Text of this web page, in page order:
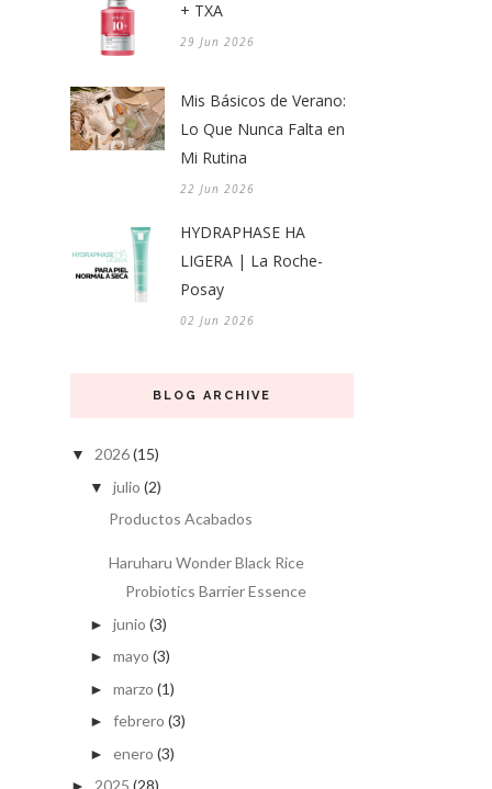
+ TXA
29 Jun 2026
Mis Básicos de Verano:
Lo Que Nunca Falta en
Mi Rutina
22 Jun 2026
HYDRAPHASE HA
LIGERA | La Roche-
Posay
02 Jun 2026
BLOG ARCHIVE
▼ 2026(15)
▼ julio (2)
Productos Acabados
Haruharu Wonder Black Rice
Probiotics Barrier Essence
► junio (3)
► mayo (3)
► marzo (1)
► febrero (3)
► enero (3)